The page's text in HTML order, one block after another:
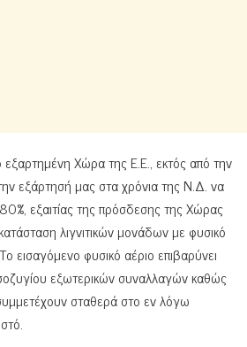
εξαρτημένη Χώρα της Ε.Ε., εκτός από την
εξάρτησή μας στα χρόνια της Ν.Δ. να
εξαιτίας της πρόσδεσης της Χώρας
λιγνιτικών μονάδων με φυσικό
εισαγόμενο φυσικό αέριο επιβαρύνει
εξωτερικών συναλλαγών καθώς
σταθερά στο εν λόγω